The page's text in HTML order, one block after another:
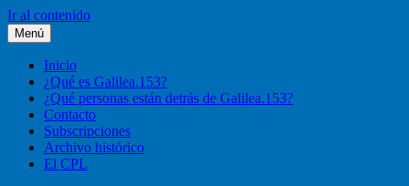
Ir al contenido
Galilea.153
Liturgia, pastoral, vida cristiana
Menú
Inicio
¿Qué es Galilea.153?
¿Qué personas están detrás de Galilea.153?
Contacto
Subscripciones
Archivo histórico
El CPL